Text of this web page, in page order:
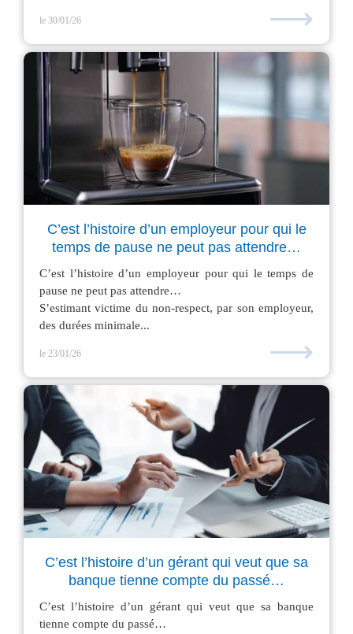
le 30/01/26 ⟶
C’est l’histoire d’un employeur pour qui le
temps de pause ne peut pas attendre…
C’est l’histoire d’un employeur pour qui le temps de
pause ne peut pas attendre…
S’estimant victime du non-respect, par son employeur,
des durées minimale...
le 23/01/26 ⟶
C’est l’histoire d’un gérant qui veut que sa
banque tienne compte du passé…
C’est l’histoire d’un gérant qui veut que sa banque
tienne compte du passé…